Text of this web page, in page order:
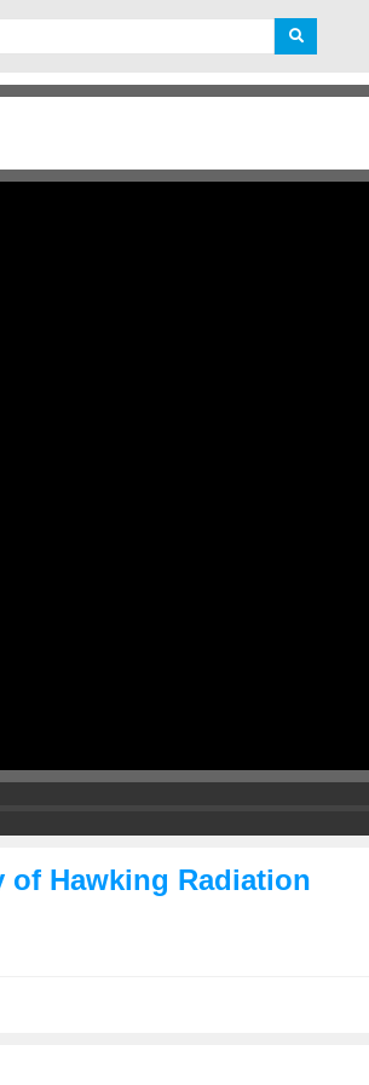
of Hawking Radiation